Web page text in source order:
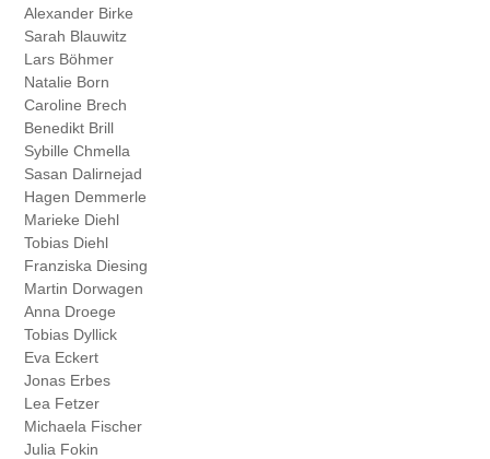
Alexander Birke
Sarah Blauwitz
Lars Böhmer
Natalie Born
Caroline Brech
Benedikt Brill
Sybille Chmella
Sasan Dalirnejad
Hagen Demmerle
Marieke Diehl
Tobias Diehl
Franziska Diesing
Martin Dorwagen
Anna Droege
Tobias Dyllick
Eva Eckert
Jonas Erbes
Lea Fetzer
Michaela Fischer
Julia Fokin